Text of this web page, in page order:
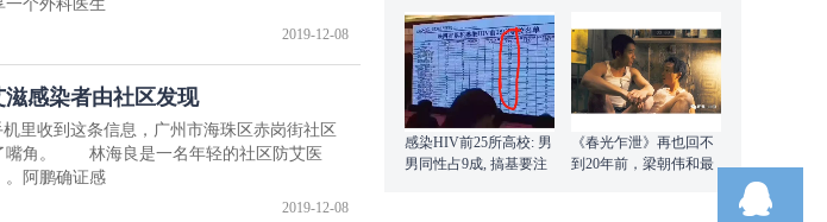
一个外科医生
2019-12-08
感染者由社区发现
里收到这条信息，广州市海珠区赤岗街社区
嘴角。 林海良是一名年轻的社区防艾医
。阿鹏确证感
2019-12-08
结果
感染HIV前25所高校: 男
男同性占9成, 搞基要注
《春光乍泄》再也回不
到20年前，梁朝伟和最